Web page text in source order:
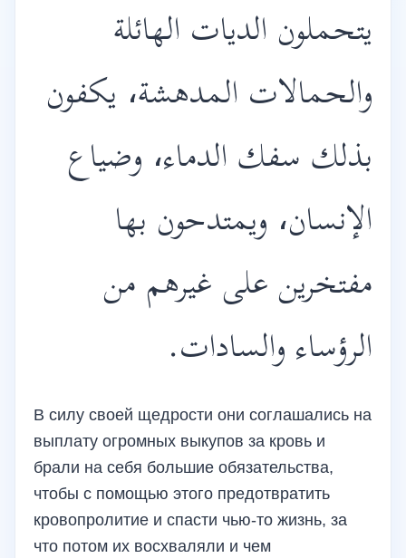
يتحملون الديات الهائلة
والحمالات المدهشة، يكفون
بذلك سفك الدماء، وضياع
الإنسان، ويمتدحون بها
مفتخرين على غيرهم من
الرؤساء والسادات.
В силу своей щедрости они соглашались на
выплату огромных выкупов за кровь и
брали на себя большие обязательства,
чтобы с помощью этого предотвратить
кровопролитие и спасти чью-то жизнь, за
что потом их восхваляли и чем